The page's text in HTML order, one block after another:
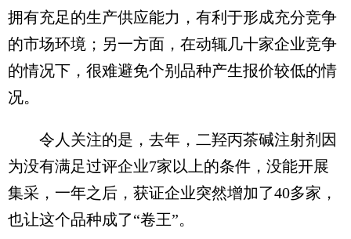
拥有充足的生产供应能力，有利于形成充分竞争
的市场环境；另一方面，在动辄几十家企业竞争
的情况下，很难避免个别品种产生报价较低的情
况。
令人关注的是，去年，二羟丙茶碱注射剂因
为没有满足过评企业7家以上的条件，没能开展
集采，一年之后，获证企业突然增加了40多家，
也让这个品种成了“卷王”。